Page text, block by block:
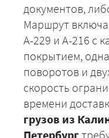
документов,
Маршрут
А-229 и А-216 с
покрытием,
поворотов и
скорость
времени
грузов из
Петербург